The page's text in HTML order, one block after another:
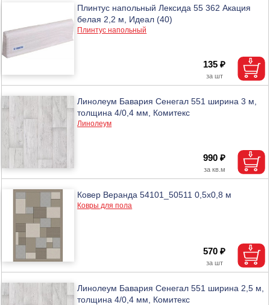
Плинтус напольный Лексида 55 362 Акация
белая 2,2 м, Идеал (40)
Плинтус напольный
135 ₽
Линолеум Бавария Сенегал 551 ширина 3 м,
толщина 4/0,4 мм, Комитекс
Линолеум
990 ₽
Ковер Веранда 54101_50511 0,5х0,8 м
Ковры для пола
570 ₽
Линолеум Бавария Сенегал 551 ширина 2,5 м,
толщина 4/0,4 мм, Комитекс